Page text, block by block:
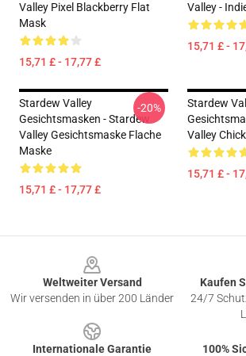
Valley Pixel Blackberry Flat
Mask
15,71 £ - 17,77 £
Valley -
15,71 £ -
Stardew Valley
Gesichtsmasken - Stardew
Valley Gesichtsmaske Flache
Maske
15,71 £ - 17,77 £
-20%
Stardew
Valley
15,71 £ -
Weltweiter Versand
Wir versenden in über 200 Länder
Kaufen
24/7
Internationale Garantie
100%